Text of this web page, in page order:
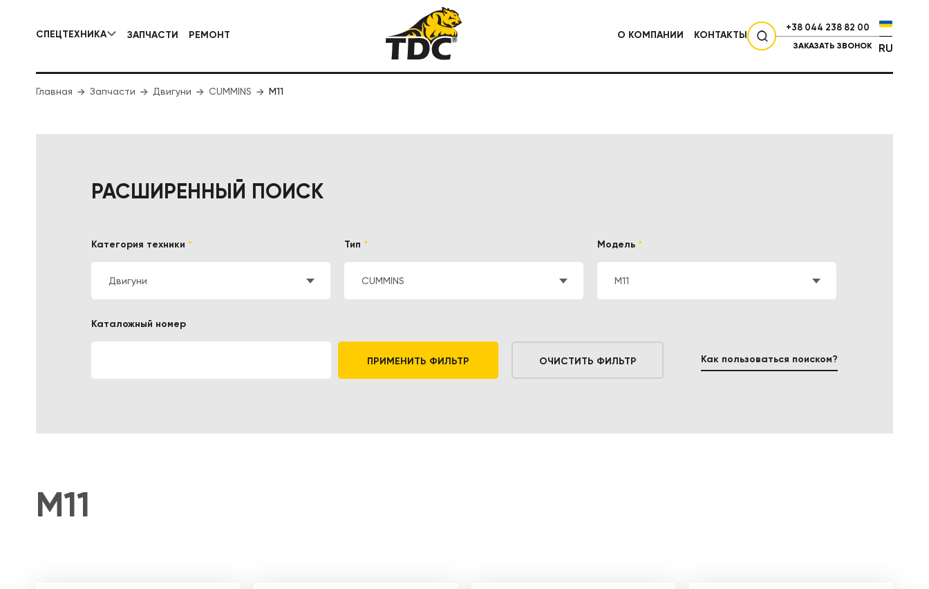
СПЕЦТЕХНИКА
КОММУНАЛЬНАЯ СПЕЦТЕХНИКА ДОРОЖНАЯ СПЕЦТЕХНИКА
СТРОИТЕЛЬНАЯ СПЕЦТЕХНИКА
ЗАПЧАСТИ РЕМОНТ О КОМПАНИИ КОНТАКТЫ
+38 044 238 82 00
ЗАКАЗАТЬ ЗВОНОК RU
Главная Запчасти Двигуни CUMMINS M11
РАСШИРЕННЫЙ ПОИСК
Категория техники *
Двигуни
Тип *
CUMMINS
Модель *
M11
Каталожный номер
ПРИМЕНИТЬ ФИЛЬТР ОЧИСТИТЬ ФИЛЬТР Как пользоваться поиском?
M11